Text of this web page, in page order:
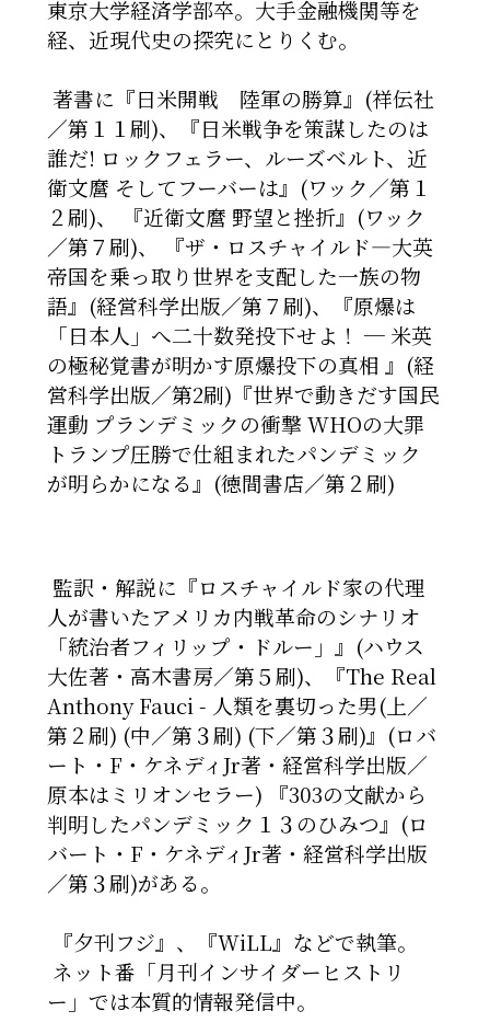
東京大学経済学部卒。大手金融機関等を
経、近現代史の探究にとりくむ。
著書に『日米開戦 陸軍の勝算』(祥伝社
／第１１刷)、
『日米戦争を策謀したのは
誰だ! ロックフェラー、ルーズベルト、近
衛文麿 そしてフーバーは』(ワック／第１
２刷)、
『近衛文麿 野望と挫折』(ワック
／第７刷)、
『ザ・ロスチャイルド―大英
帝国を乗っ取り世界を支配した一族の物
語』(経営科学出版／第７刷)、
『原爆は
「日本人」へ二十数発投下せよ！ ─ 米英
の極秘覚書が明かす原爆投下の真相 』(経
営科学出版／第2刷) 『世界で動きだす国民
運動 プランデミックの衝撃 WHOの大罪
トランプ圧勝で仕組まれたパンデミック
が明らかになる』(徳間書店／第２刷)
監訳・解説に『ロスチャイルド家の代理
人が書いたアメリカ内戦革命のシナリオ
「統治者フィリップ・ドルー」』(ハウス
大佐著・高木書房／第５刷)、
『The Real
Anthony Fauci - 人類を裏切った男(上／
第２刷) (中／第 ３刷) (下／第３刷)』(ロバ
ート・F・ケネディJr著・経営科学出版／
原本はミリオンセラー) 『303の文献から
判明したパンデミック１３のひみつ』(ロ
バート・F ・ ケネディJr著・経営科学出版
／第３刷)がある。
『夕刊フジ』、『WiLL』などで執筆。
ネット番「月刊インサイダーヒストリ
ー」では本質的情報発信中。